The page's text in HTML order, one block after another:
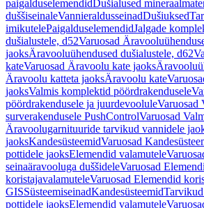
paigalduselemendidDušialused
duššiseinaleVannieraldusseinadDušiuksed
imikutelePaigalduselemendidJalgade
dušialustele, d52Varuosad
jaoksÄravooluühendused dušialustele, d62
kateVaruosad Äravoolu kate jaoks
Äravoolu katteta jaoksÄravoolu kate
jaoksValmis komplektid pöördrakendusele
pöördrakendusele ja juurdevooluleVaruosad
surverakendusele PushControlVaruosad
Äravoolugarnituuride tarvikud vannidele
jaoksKandesüsteemidVaruosad
pottidele jaoksElemendid valamutele
seinaäravooluga duššideleVaruosad
koristajavalamuteleVaruosad Elemendid
GISSüsteemiseinadKandesüsteemid
pottidele jaoksElemendid valamutele